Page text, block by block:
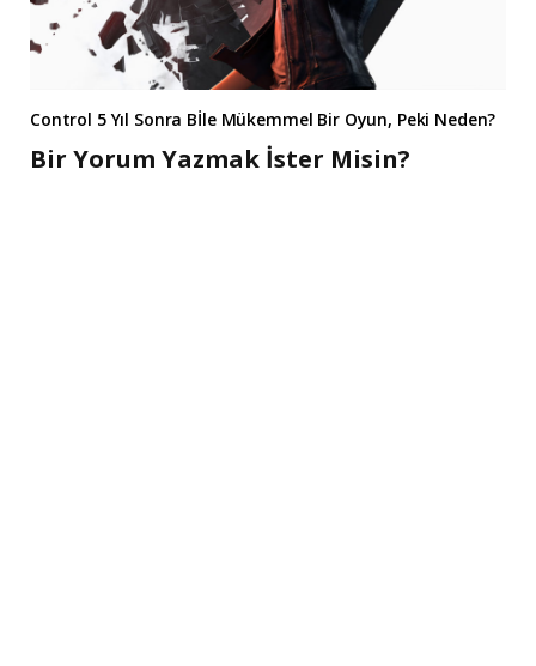
Control 5 Yıl Sonra Bİle Mükemmel Bir Oyun, Peki Neden?
Bir Yorum Yazmak İster Misin?